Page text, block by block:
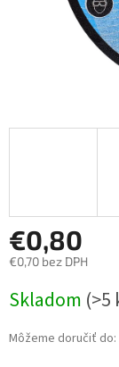
€0,80
€0,70 bez DPH
cena:
Skladom (>5
Môžeme doručiť do: